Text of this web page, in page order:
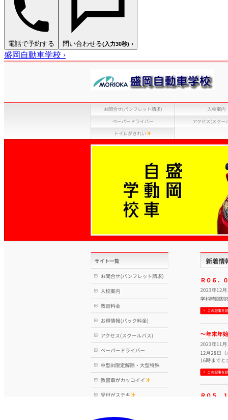
電話で予約する 問い合わせる(入力30秒) ›
盛岡自動車学校 ›